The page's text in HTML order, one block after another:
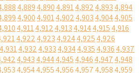
4,8894,8904,8914,8924,8934,894
4,9004,9014,9024,9034,9044,905
4,9114,9124,9134,9144,9154,916
4,9224,9234,9244,9254,926
4,9314,9324,9334,9344,9354,9364,937
4,9434,9444,9454,9464,9474,948
4,9544,9554,9564,9574,9584,959